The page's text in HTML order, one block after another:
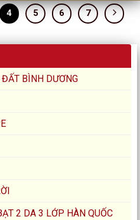
4 5 6 7
BÌNH DƯƠNG
2 DA 3 LỚP HÀN QUỐC